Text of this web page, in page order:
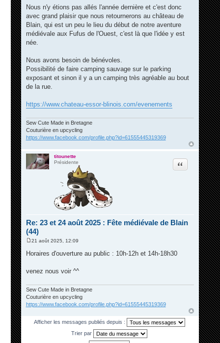
Nous n'y étions pas allés l'année dernière et c'est donc
avec grand plaisir que nous retournerons au château de
Blain, qui est un peu le lieu du début de notre aventure
médiévale aux Fufus de l'Ouest, c'est là que l'idée y est
née.
Nous avons besoin de bénévoles.
Possibilité de faire camping sauvage sur le parking
exposant et sinon il y a un camping très agréable au bout
de la rue.
https://www.chateau-essor-blinois.com/evenements
Sew Cute Made in Bretagne
Couturière en upcycling
https://www.facebook.com/profile.php?id=61555445319369
titounette
Présidente
Re: 23 et 24 août 2025 : Fête médiévale de Blain
(44)
Citation
e
s
a
g
21 août 2025, 12:09
Horaires d'ouverture au public : 10h-12h et 14h-18h30
venez nous voir ^^
Sew Cute Made in Bretagne
Couturière en upcycling
https://www.facebook.com/profile.php?id=61555445319369
Afficher les messages publiés depuis :
Trier par